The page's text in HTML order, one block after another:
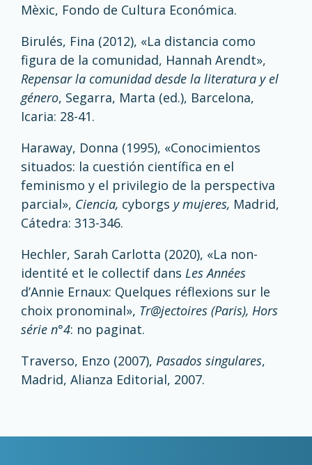
Mèxic, Fondo de Cultura Económica.
Birulés, Fina (2012), «La distancia como
figura de la comunidad, Hannah Arendt»,
Repensar la comunidad desde la literatura y el
género, Segarra, Marta (ed.), Barcelona,
Icaria: 28-41.
Haraway, Donna (1995), «Conocimientos
situados: la cuestión científica en el
feminismo y el privilegio de la perspectiva
parcial», Ciencia, cyborgs y mujeres, Madrid,
Cátedra: 313-346.
Hechler, Sarah Carlotta (2020), «La non-
identité et le collectif dans Les Années
d’Annie Ernaux: Quelques réflexions sur le
choix pronominal», Tr@jectoires (Paris), Hors
série n°4: no paginat.
Traverso, Enzo (2007), Pasados singulares,
Madrid, Alianza Editorial, 2007.